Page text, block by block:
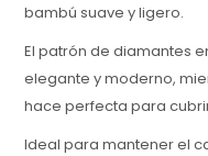
bambú suave y ligero.
El patrón de diamantes
elegante y moderno,
hace perfecta para
Ideal para mantener el